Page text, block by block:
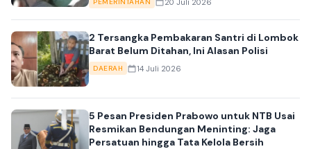
2 Tersangka Pembakaran Santri di Lombok
Barat Belum Ditahan, Ini Alasan Polisi
DAERAH 14 Juli 2026
5 Pesan Presiden Prabowo untuk NTB Usai
Resmikan Bendungan Meninting: Jaga
Persatuan hingga Tata Kelola Bersih